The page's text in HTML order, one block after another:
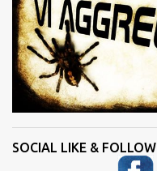
SOCIAL LIKE & FOLLOW